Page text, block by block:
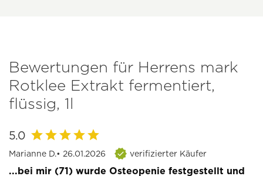
Bewertungen für Herrens mark
Rotklee Extrakt fermentiert,
flüssig, 1l
5.0
Marianne D.• 26.01.2026 verifizierter Käufer
...bei mir (71) wurde Osteopenie festgestellt und